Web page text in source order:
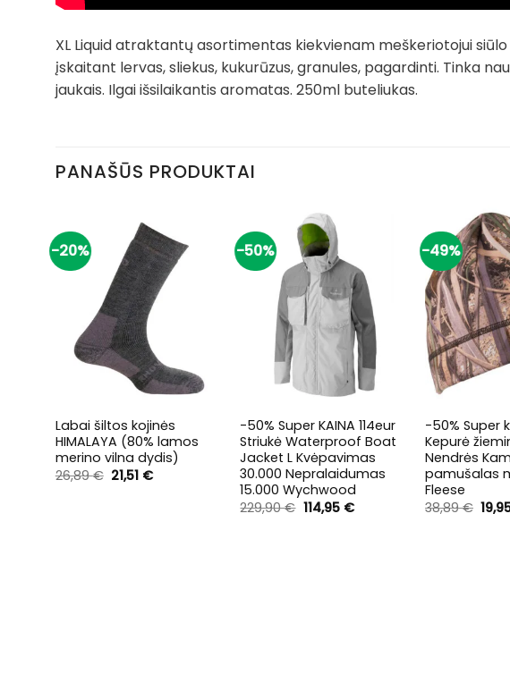
XL Liquid atraktantų asortimentas kiekvienam meškeriotojui
įskaitant lervas, sliekus, kukurūzus, granules, pagardinti. Tinka
jaukais. Ilgai išsilaikantis aromatas. 250ml buteliukas.
PANAŠŪS PRODUKTAI
-20%
Labai šiltos kojinės
HIMALAYA (80% lamos
merino vilna dydis)
26,89€ Original
price
21,51 €Current
-50%
-50% Super KAINA 114eur
Striukė Waterproof Boat
Jacket L Kvėpavimas
30.000 Nepralaidumas
15.000 Wychwood
229,90€ Original
price
114,95 €Current
-49%
+
-50% Super
Kepurė
Nendrės
pamušalas
Fleese
38,89€
price